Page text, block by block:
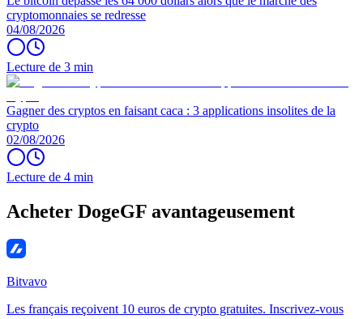
cryptomonnaies se redresse
04/08/2026
Lecture de 3 min
Gagner des cryptos en faisant caca : 3 applications insolites de la
crypto
02/08/2026
Lecture de 4 min
Acheter DogeGF avantageusement
Bitvavo
Les français reçoivent 10 euros de crypto gratuites. Inscrivez-vous